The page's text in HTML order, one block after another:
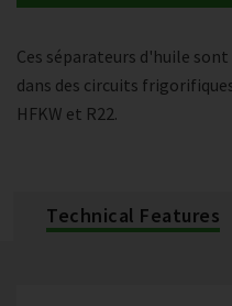
Ces séparateurs d'huile
dans des circuits
HFKW et R22.
Technical Features